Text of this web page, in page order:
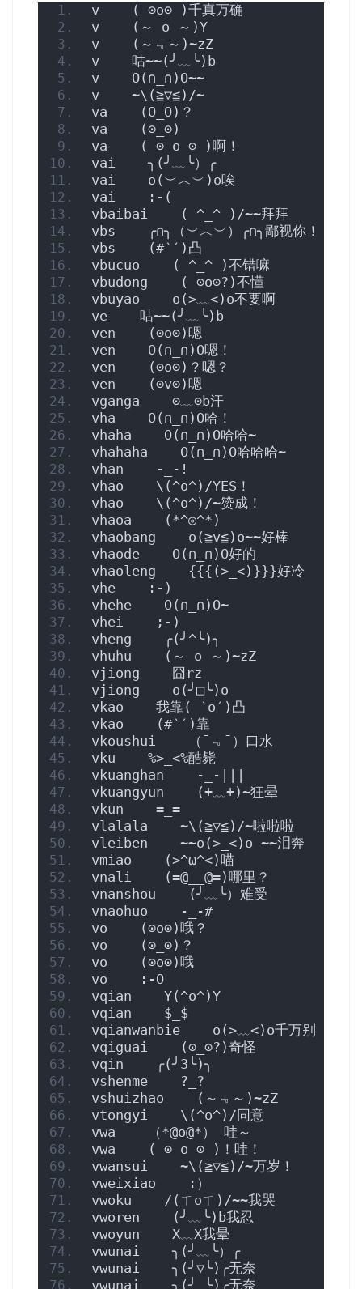
v    ( ⊙o⊙ )千真万确
v    (～ o ～)Y
v    (～﹃～)~zZ
v    咕~~(╯﹏╰)b
v    O(∩_∩)O~~
v    ~\(≧▽≦)/~
va    (O_O)？
va    (⊙_⊙)
va    ( ⊙ o ⊙ )啊！
vai    ╮(╯﹏╰）╭
vai    o(︶︿︶)o唉
vai    :-(
vbaibai    ( ^_^ )/~~拜拜
vbs    ╭∩╮（︶︿︶）╭∩╮鄙视你！
vbs    (#‵′)凸
vbucuo    ( ^_^ )不错嘛
vbudong    ( ⊙o⊙?)不懂
vbuyao    o(>﹏<)o不要啊
ve    咕~~(╯﹏╰)b
ven    (⊙o⊙)嗯
ven    O(∩_∩)O嗯！
ven    (⊙o⊙)？嗯？
ven    (⊙v⊙)嗯
vganga    ⊙﹏⊙b汗
vha    O(∩_∩)O哈！
vhaha    O(∩_∩)O哈哈~
vhahaha    O(∩_∩)O哈哈哈~
vhan    -_-!
vhao    \(^o^)/YES！
vhao    \(^o^)/~赞成！
vhaoa    (*^◎^*)
vhaobang    o(≧v≦)o~~好棒
vhaode    O(∩_∩)O好的
vhaoleng    {{{(>_<)}}}好冷
vhe    :-)
vhehe    O(∩_∩)O~
vhei    ;-)
vheng    ╭(╯^╰)╮
vhuhu    (～ o ～)~zZ
vjiong    囧rz
vjiong    o(╯□╰)o
vkao    我靠( ‵o′)凸
vkao    (#‵′)靠
vkoushui    （ˉ﹃ˉ）口水
vku    %>_<%酷毙
vkuanghan    -_-|||
vkuangyun    (+﹏+)~狂晕
vkun    =_=
vlalala    ~\(≧▽≦)/~啦啦啦
vleiben    ~~o(>_<)o ~~泪奔
vmiao    (>^ω^<)喵
vnali    (=@__@=)哪里？
vnanshou    (╯﹏╰）难受
vnaohuo    -_-#
vo    (⊙o⊙)哦？
vo    (⊙_⊙)？
vo    (⊙o⊙)哦
vo    :-O
vqian    Y(^o^)Y
vqian    $_$
vqianwanbie    o(>﹏<)o千万别
vqiguai    (⊙_⊙?)奇怪
vqin    ╭(╯3╰)╮
vshenme    ?_?
vshuizhao    (～﹃～)~zZ
vtongyi    \(^o^)/同意
vwa    （*@ο@*） 哇～
vwa    ( ⊙ o ⊙ )！哇！
vwansui    ~\(≧▽≦)/~万岁！
vweixiao    :）
vwoku    /(ㄒoㄒ)/~~我哭
vworen    (╯﹏╰)b我忍
vwoyun    X﹏X我晕
vwunai    ╮(╯﹏╰）╭
vwunai    ╮(╯▽╰)╭无奈
vwunai    ╮(╯_╰)╭无奈